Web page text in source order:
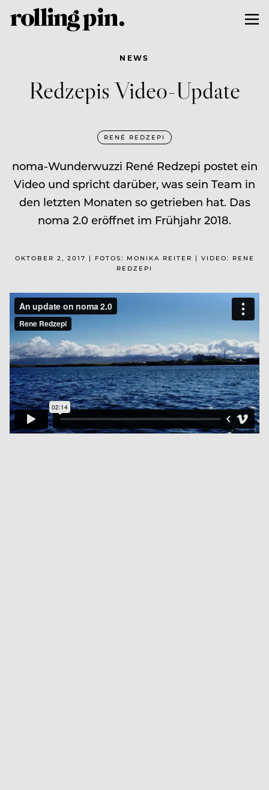
NEWS
Redzepis Video-Update
RENÉ REDZEPI
noma-Wunderwuzzi René Redzepi postet ein
Video und spricht darüber, was sein Team in
den letzten Monaten so getrieben hat. Das
noma 2.0 eröffnet im Frühjahr 2018.
OKTOBER 2, 2017 | FOTOS: MONIKA REITER | VIDEO: RENE
REDZEPI